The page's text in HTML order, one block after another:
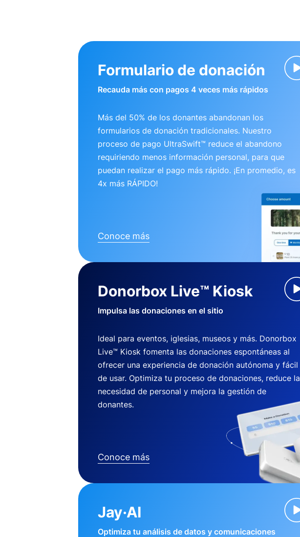
Formulario de donación
Recauda más con pagos 4 veces más rápidos
Más del 50% de los donantes abandonan los
formularios de donación tradicionales. Nuestro
proceso de pago UltraSwift™ reduce el abandono
requiriendo menos información personal, para que
puedan realizar el pago más rápido. ¡En promedio, es
4x más RÁPIDO!
Conoce más
Donorbox Live™ Kiosk
Impulsa las donaciones en el sitio
Ideal para eventos, iglesias, museos y más. Donorbox
Live™ Kiosk fomenta las donaciones espontáneas al
ofrecer una experiencia de donación autónoma y fácil
de usar. Optimiza tu proceso de donaciones, reduce la
necesidad de personal y mejora la gestión de
donantes.
Conoce más
Jay·AI
Optimiza tu análisis de datos y comunicaciones